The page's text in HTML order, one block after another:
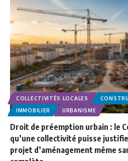
COLLECTIVITÉS LOCALES
IMMOBILIER
URBANISME
Droit de préemption urbain : le
qu’une collectivité puisse
projet d’aménagement même